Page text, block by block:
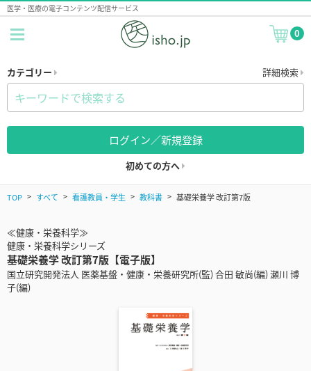
医学・医療の電子コンテンツ配信サービス
0
カテゴリー 詳細検索
ログイン／新規登録
初めての方へ
TOP すべて 看護教員・学生 教科書 基礎栄養学 改訂第7版
≪健康・栄養科学≫
健康・栄養科学シリーズ
基礎栄養学 改訂第7版【電子版】
国立研究開発法人 医薬基盤・健康・栄養研究所(監) 合田 敏尚(編) 瀬川 博
子(編)